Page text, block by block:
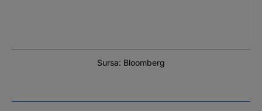
Sursa: Bloomberg